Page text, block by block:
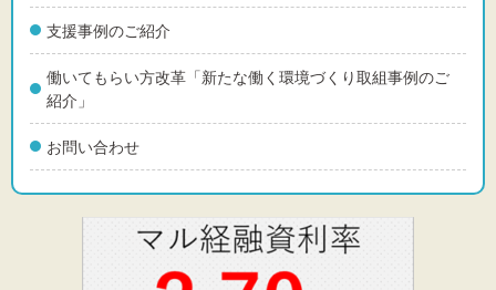
支援事例のご紹介
働いてもらい方改革「新たな働く環境づくり取組事例のご
紹介」
お問い合わせ